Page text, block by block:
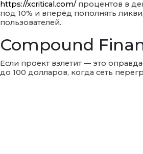
https://xcritical.com/процентов в
под 10% и вперёд пополнять
пользователей.
Compound
Если проект взлетит — это
до 100 долларов, когда сеть